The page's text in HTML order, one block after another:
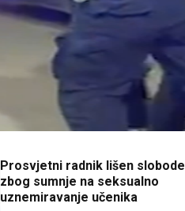
Prosvjetni radnik lišen slobode
zbog sumnje na seksualno
uznemiravanje učenika